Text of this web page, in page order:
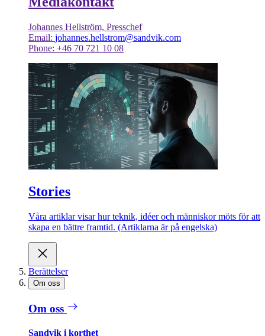
Johannes Hellström, Presschef
Email: johannes.hellstrom@sandvik.com
Phone: +46 70 721 10 08
Stories
Våra artiklar visar hur teknik, idéer och människor möts för att
skapa en bättre framtid. (Artiklarna är på engelska)
Berättelser
Om oss
Om oss
Sandvik i korthet